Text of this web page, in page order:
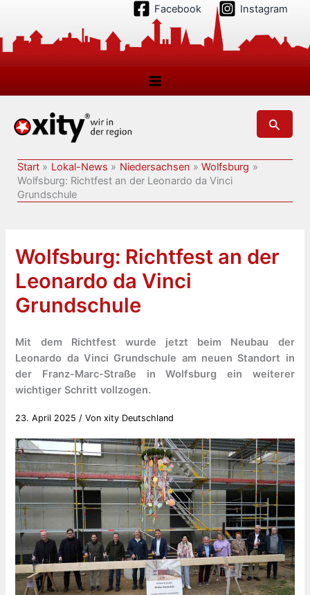
springen
Facebook Instagram
Suchen
Start Lokal-News Niedersachsen
Wolfsburg
Wolfsburg: Richtfest an der Leonardo da Vinci
Grundschule
Wolfsburg: Richtfest an der
Leonardo da Vinci
Grundschule
Mit dem Richtfest wurde jetzt beim Neubau der
Leonardo da Vinci Grundschule am neuen Standort in
der Franz-Marc-Straße in Wolfsburg ein weiterer
wichtiger Schritt vollzogen.
23. April 2025 / Vonxity Deutschland